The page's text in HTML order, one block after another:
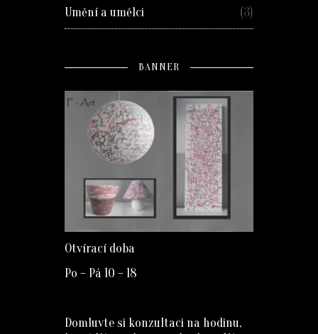
Umění a umělci (3)
BANNER
Otvírací doba
Po – Pá 10 – 18
Domluvte si konzultaci na hodinu,